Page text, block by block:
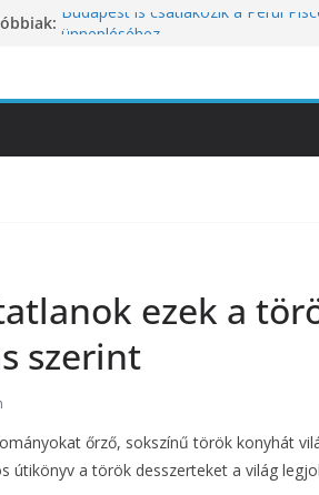
Budapest is csatlakozik a Perui
inspirációiból született jubileumi
ezek a
szerint
őrző, sokszínű török konyhát
útikönyv a török desszerteket a világ